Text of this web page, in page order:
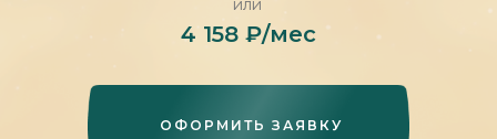
или
4 158 ₽/мес
ОФОРМИТЬ ЗАЯВКУ